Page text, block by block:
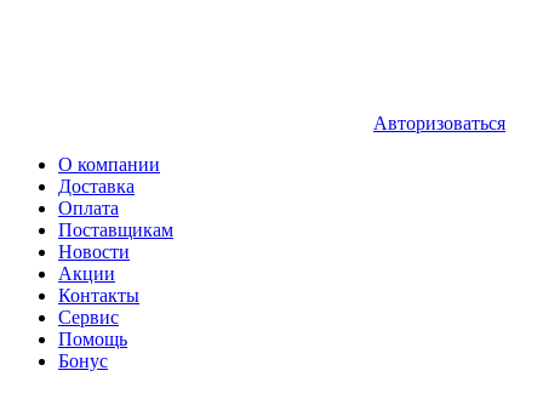
Авторизоваться
О компании
Доставка
Оплата
Поставщикам
Новости
Акции
Контакты
Сервис
Помощь
Бонус